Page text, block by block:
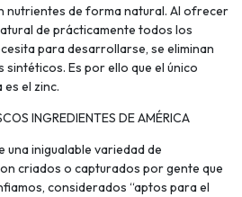
nutrientes de forma natural. Al ofrecer
de prácticamente todos los
para desarrollarse, se eliminan
Es por ello que el único
el zinc.
INGREDIENTES DE AMÉRICA
una inigualable variedad de
criados o capturados por gente que
considerados “aptos para el